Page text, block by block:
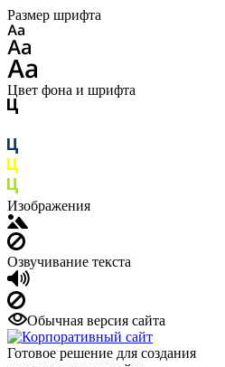
Размер шрифта
Цвет фона и шрифта
Изображения
Озвучивание текста
Обычная версия сайта
Готовое решение для создания